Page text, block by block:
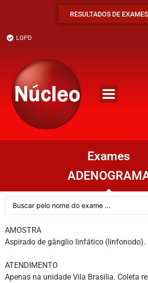
RESULTADOS DE EXAMES
LGPD
Exames
AMOSTRA
Aspirado de gânglio linfático (linfonodo).
ATENDIMENTO
Apenas na unidade Vila Brasilia. Coleta